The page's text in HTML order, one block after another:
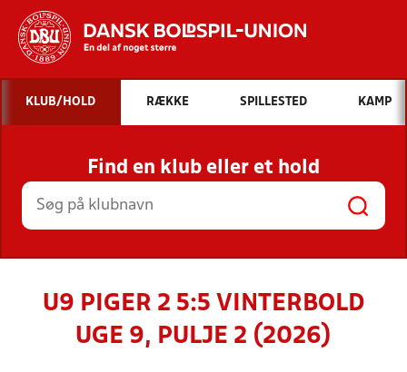
Hvad vil du søge efter?
INDHOLD OG NYHEDER
STILLINGER, RESULTATER, KLUBBER OG
HOLD
KLUB/HOLD RÆKKE SPILLESTED KAMP
Find en klub eller et hold
U9 PIGER 2 5:5 VINTERBOLD
UGE 9, PULJE 2 (2026)